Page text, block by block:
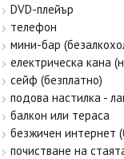
DVD-плейър
телефон
мини-бар
електрическа кана
сейф (безплатно)
подова настилка -
балкон или тераса
безжичен интернет
почистване на